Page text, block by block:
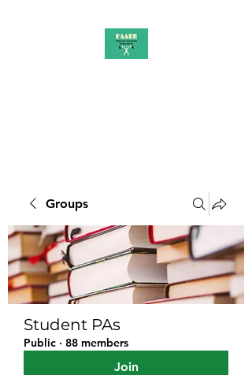
Groups
Student PAs
Public · 88 members
Join